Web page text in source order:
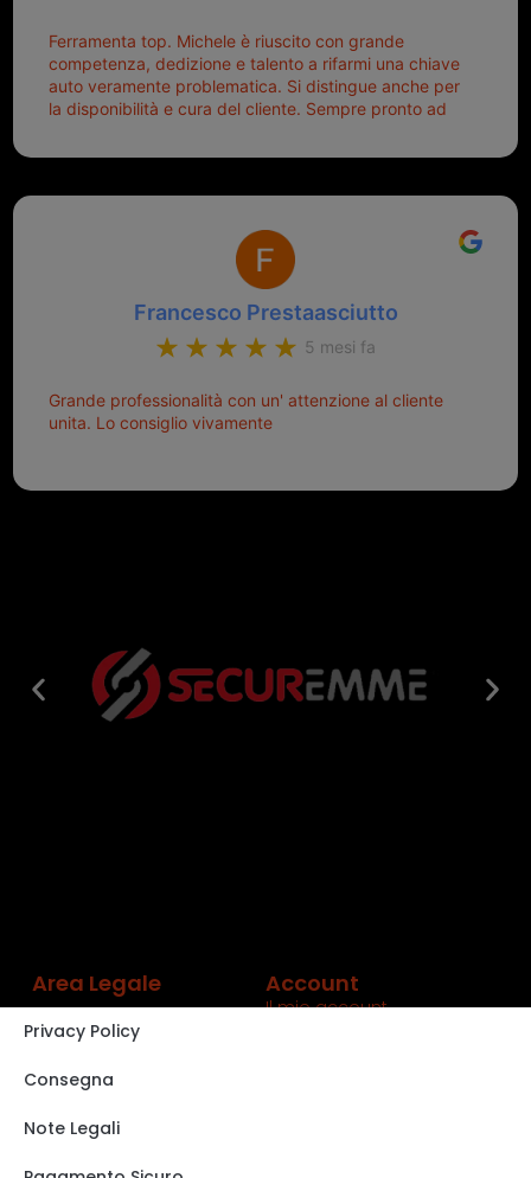
Ferramenta top. Michele è riuscito con grande
competenza, dedizione e talento a rifarmi una chiave
auto veramente problematica. Si distingue anche per
la disponibilità e cura del cliente. Sempre pronto ad
Francesco Prestaasciutto
5 mesi fa
Grande professionalità con un' attenzione al cliente
unita. Lo consiglio vivamente
Area Legale
Privacy Policy
Consegna
Note Legali
Account
Il mio account
VISITA IL NOSTRO